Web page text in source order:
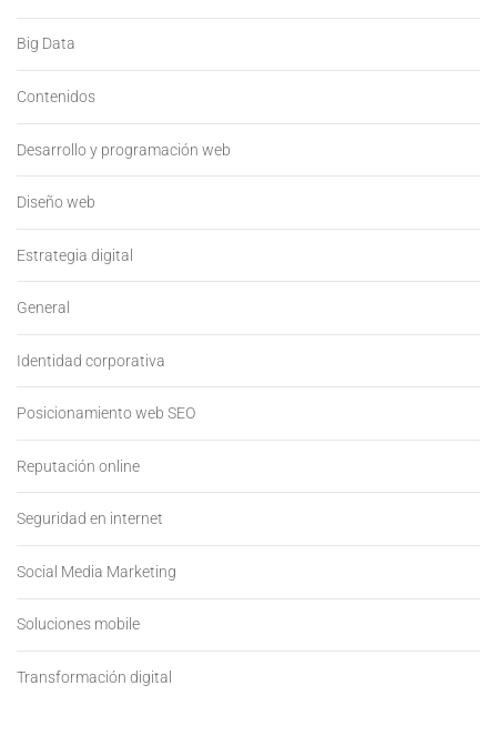
Big Data
Contenidos
Desarrollo y programación web
Diseño web
Estrategia digital
General
Identidad corporativa
Posicionamiento web SEO
Reputación online
Seguridad en internet
Social Media Marketing
Soluciones mobile
Transformación digital